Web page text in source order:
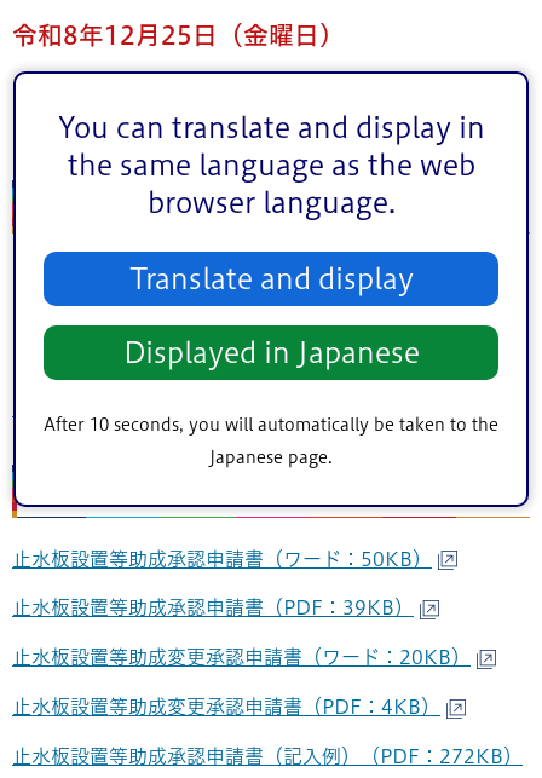
You can translate and display in
the same language as the web
browser language.
Translate and display
Displayed in Japanese
After 10 seconds, you will automatically be taken to the
Japanese page.
令和8年12月25日（金曜日）
了する必要があります。
オンライン相談フォーム
設置予定の止水板が助成対象になるか分からない場合は、
電話のほかに下記フォームより相談を受け付けています。
電話もしくはメールに回答させていただきます。
止水板設置等助成承認申請書（ワード：50KB）
止水板設置等助成承認申請書（PDF：39KB）
止水板設置等助成変更承認申請書（ワード：20KB）
止水板設置等助成変更承認申請書（PDF：4KB）
止水板設置等助成承認申請書（記入例）（PDF：272KB）